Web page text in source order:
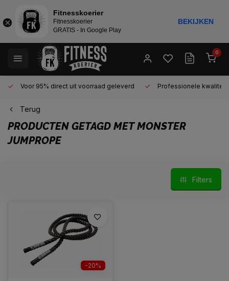
0
Voor 95% direct uit voorraad geleverd Professionele kwaliteit
Terug
PRODUCTEN GETAGD MET MONSTER
JUMPROPE
Filters
-20%
Fitnesskoerier
Fitnesskoerier
GRATIS - In Google Play
BEKIJKEN